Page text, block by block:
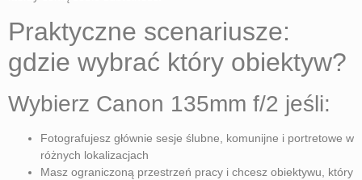
Praktyczne scenariusze:
gdzie wybrać który obiektyw?
Wybierz Canon 135mm f/2 jeśli:
Fotografujesz głównie sesje ślubne, komunijne i portretowe w
różnych lokalizacjach
Masz ograniczoną przestrzeń pracy i chcesz obiektywu, który